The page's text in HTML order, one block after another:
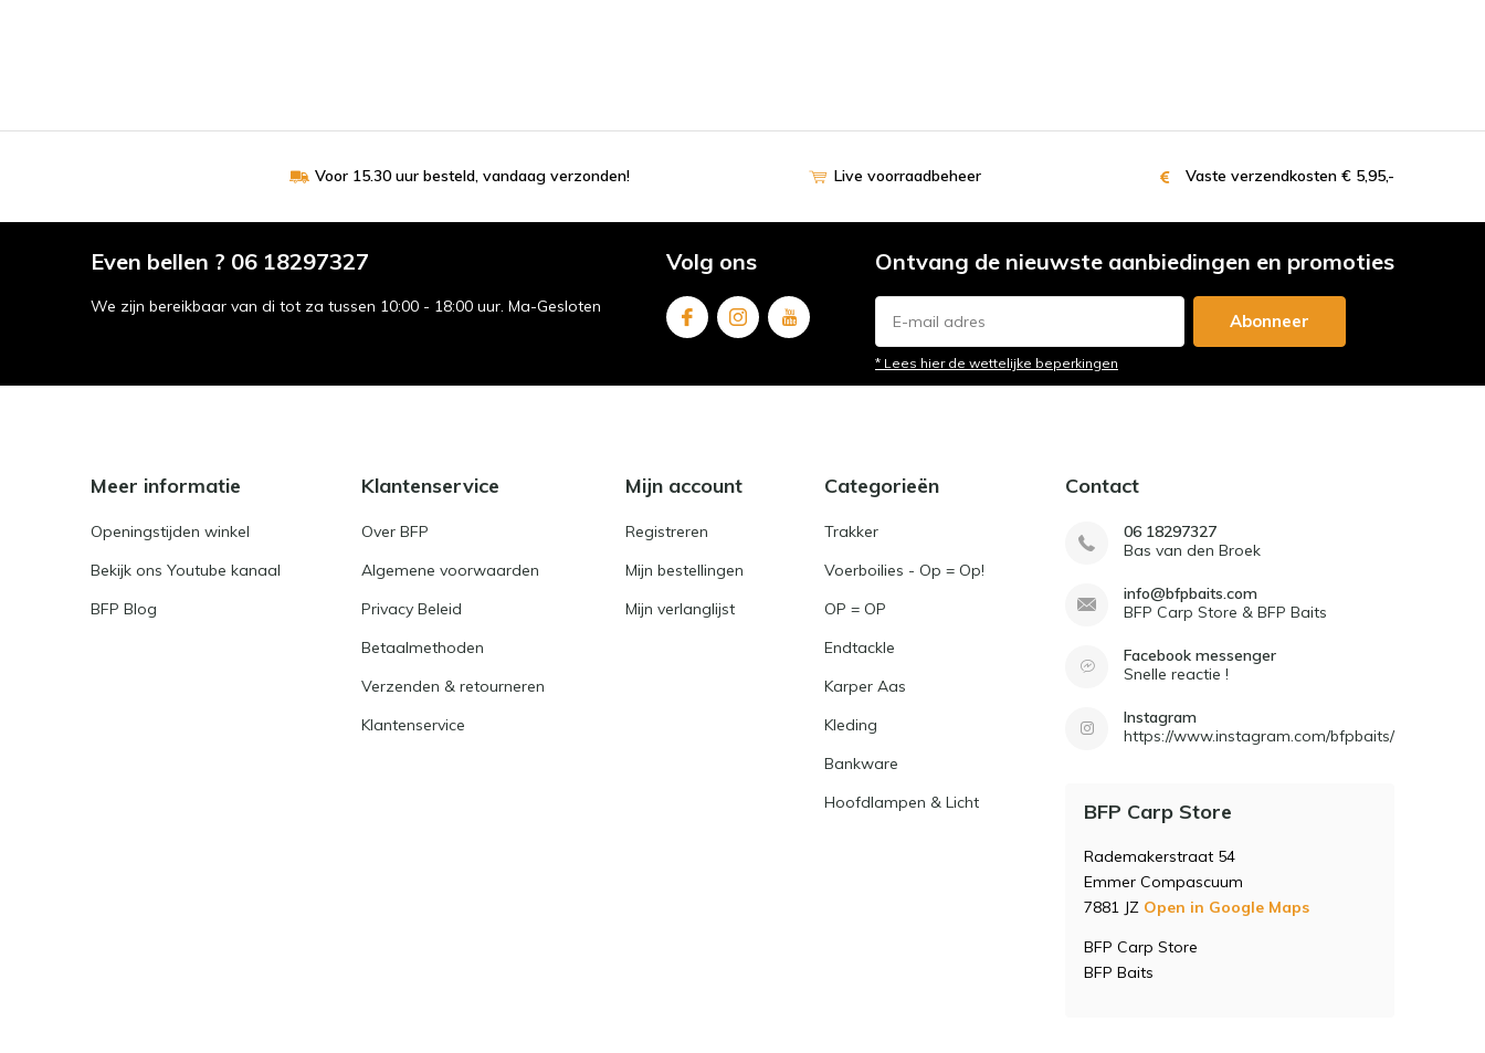
Voor 15.30 uur besteld, vandaag verzonden! Live voorraadbeheer Vaste verzendkosten € 5,95,-
Even bellen ? 06 18297327
We zijn bereikbaar van di tot za tussen 10:00 - 18:00 uur. Ma-Gesloten
Volg ons Ontvang de nieuwste aanbiedingen en promoties
Abonneer
* Lees hier de wettelijke beperkingen
Meer informatie
Openingstijden winkel
Bekijk ons Youtube kanaal
BFP Blog
Klantenservice
Over BFP
Algemene voorwaarden
Privacy Beleid
Betaalmethoden
Verzenden & retourneren
Klantenservice
Mijn account
Registreren
Mijn bestellingen
Mijn verlanglijst
Categorieën
Trakker
Voerboilies - Op = Op!
OP = OP
Endtackle
Karper Aas
Kleding
Bankware
Hoofdlampen & Licht
Contact
06 18297327
Bas van den Broek
info@bfpbaits.com
BFP Carp Store & BFP Baits
Facebook messenger
Snelle reactie !
Instagram
https://www.instagram.com/bfpbaits/
BFP Carp Store
Rademakerstraat 54
Emmer Compascuum
7881 JZ Open in Google Maps
BFP Carp Store
BFP Baits